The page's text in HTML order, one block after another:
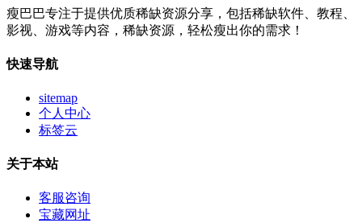
瘦巴巴专注于提供优质稀缺资源分享，包括稀缺软件、教程、
影视、游戏等内容，稀缺资源，轻松瘦出你的需求！
快速导航
sitemap
个人中心
标签云
关于本站
客服咨询
宝藏网址